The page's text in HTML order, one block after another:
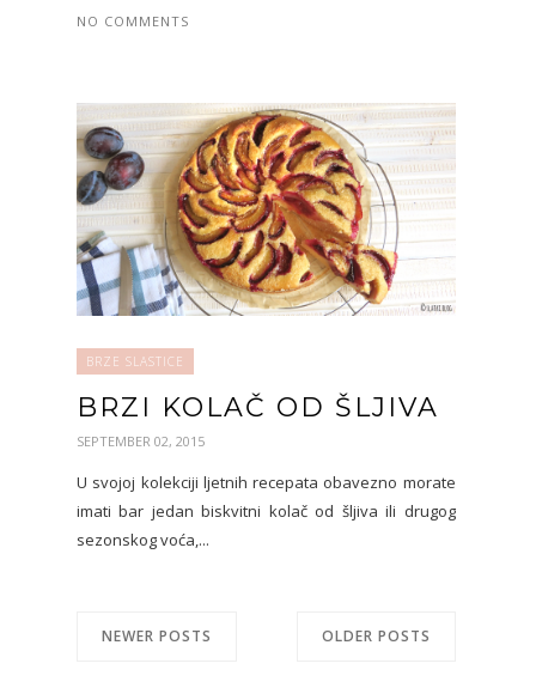
NO COMMENTS
BRZE SLASTICE
BRZI KOLAČ OD ŠLJIVA
SEPTEMBER 02, 2015
U svojoj kolekciji ljetnih recepata obavezno morate
imati bar jedan biskvitni kolač od šljiva ili drugog
sezonskog voća,...
NEWER POSTS OLDER POSTS